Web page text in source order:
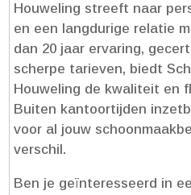
Houweling streeft naar
en een langdurige relatie
dan 20 jaar ervaring,
scherpe tarieven, biedt
Houweling de kwaliteit en
Buiten kantoortijden
voor al jouw
verschil.​
Ben je geïnteresseerd in